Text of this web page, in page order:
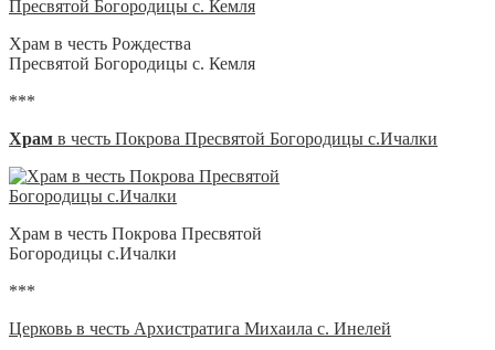
Храм в честь Рождества
Пресвятой Богородицы с. Кемля
***
Храм в честь Покрова Пресвятой Богородицы с.Ичалки
Храм в честь Покрова Пресвятой
Богородицы с.Ичалки
***
Церковь в честь Архистратига Михаила с. Инелей